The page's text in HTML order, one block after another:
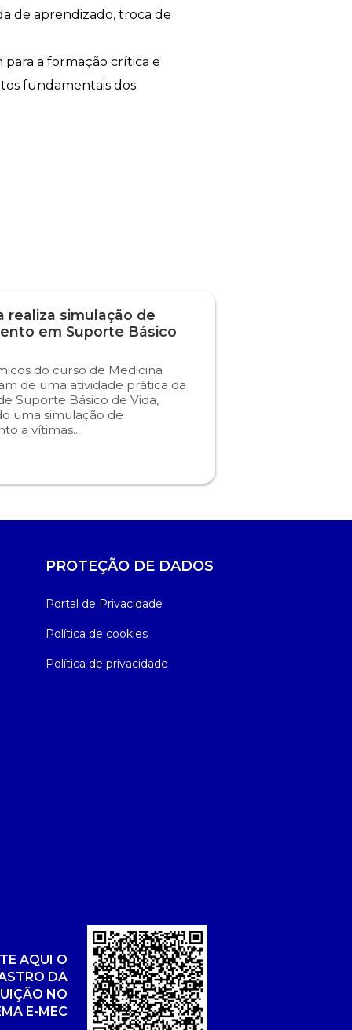
de aprendizado, troca de
a formação crítica e
fundamentais dos
realiza simulação de
em Suporte Básico
do curso de Medicina
de uma atividade prática da
Suporte Básico de Vida,
uma simulação de
a vítimas...
PROTEÇÃO DE DADOS
Portal de Privacidade
Política de cookies
Política de privacidade
AQUI O
DA
NO
E-MEC